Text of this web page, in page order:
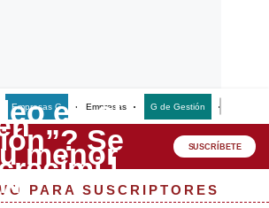
Empresas G Empresas G de Gestión
SUSCRÍBETE
PARA SUSCRIPTORES